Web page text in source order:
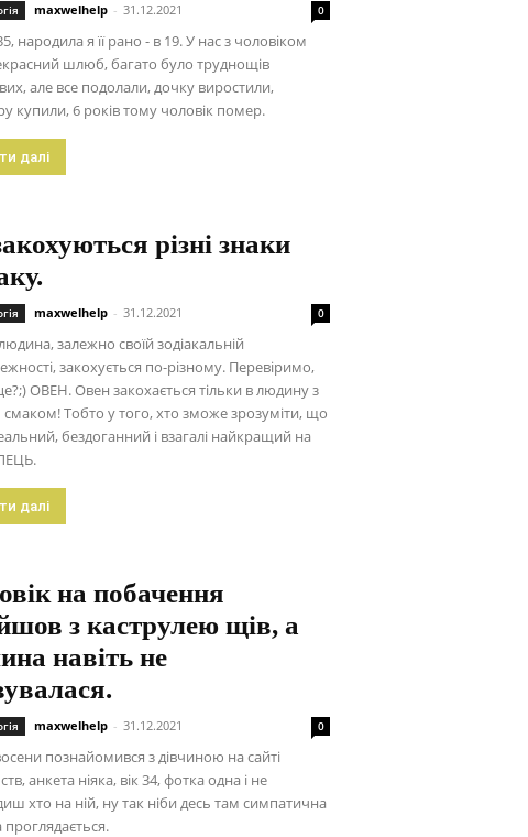
maxwelhelp - 31.12.2021 0
народила я її рано - в 19. У нас з чоловіком
шлюб, багато було труднощів
але все подолали, дочку виростили,
купили, 6 років тому чоловік помер.
далі
різні знаки
maxwelhelp - 31.12.2021 0
залежно своїй зодіакальній
закохується по-різному. Перевіримо,
ОВЕН. Овен закохається тільки в людину з
Тобто у того, хто зможе зрозуміти, що
бездоганний і взагалі найкращий на
далі
на побачення
з каструлею щів, а
навіть не
maxwelhelp - 31.12.2021 0
познайомився з дівчиною на сайті
анкета ніяка, вік 34, фотка одна і не
хто на ній, ну так ніби десь там симпатична
проглядається.